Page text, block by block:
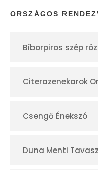
p
r
ORSZÁGOS
Bíborpiros szép
Citerazenekarok
Csengő Énekszó
Duna Menti Tavasz